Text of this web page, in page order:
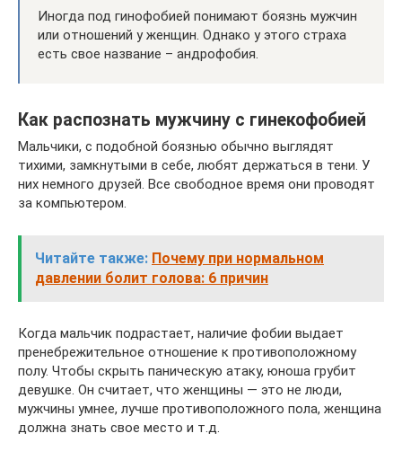
Иногда под гинофобией понимают боязнь мужчин
или отношений у женщин. Однако у этого страха
есть свое название – андрофобия.
Как распознать мужчину с гинекофобией
Мальчики, с подобной боязнью обычно выглядят
тихими, замкнутыми в себе, любят держаться в тени. У
них немного друзей. Все свободное время они проводят
за компьютером.
Читайте также: Почему при нормальном
давлении болит голова: 6 причин
Когда мальчик подрастает, наличие фобии выдает
пренебрежительное отношение к противоположному
полу. Чтобы скрыть паническую атаку, юноша грубит
девушке. Он считает, что женщины — это не люди,
мужчины умнее, лучше противоположного пола, женщина
должна знать свое место и т.д.